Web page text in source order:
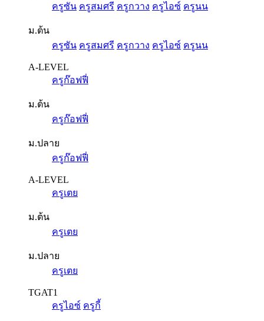
ครูซัน ครูสมศรี ครูกวาง ครูไอซ์ ครูนน
ม.ต้น
ครูซัน ครูสมศรี ครูกวาง ครูไอซ์ ครูนน
A-LEVEL
ครูก๊อฟฟี่
ม.ต้น
ครูก๊อฟฟี่
ม.ปลาย
ครูก๊อฟฟี่
A-LEVEL
ครูเตย
ม.ต้น
ครูเตย
ม.ปลาย
ครูเตย
TGAT1
ครูไอซ์ ครูกี้